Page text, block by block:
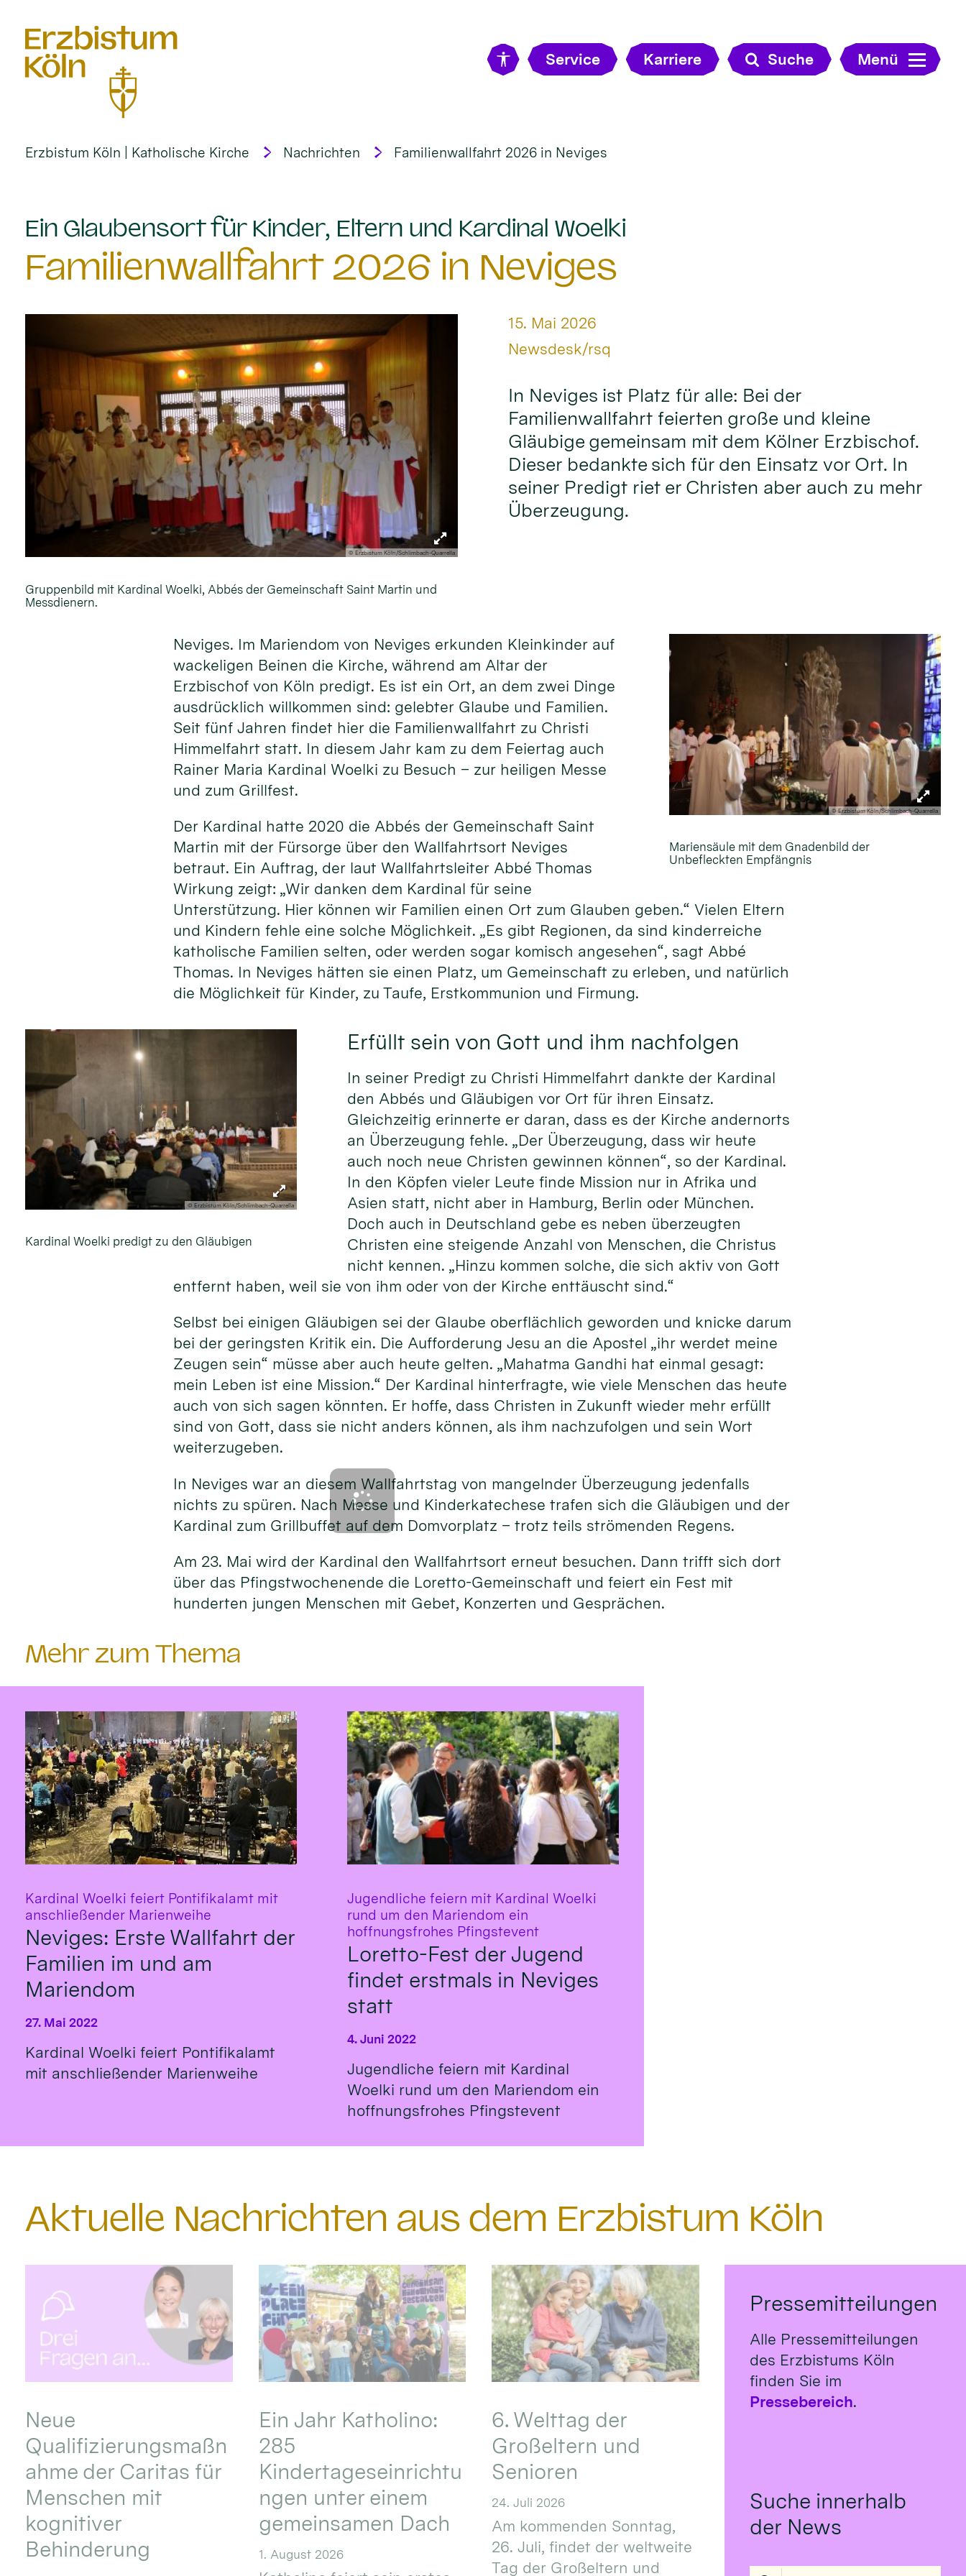
Service Karriere Suche Menü
Erzbistum Köln | Katholische Kirche Nachrichten Familienwallfahrt 2026 in Neviges
Ein Glaubensort für Kinder, Eltern und Kardinal Woelki:
Familienwallfahrt 2026 in Neviges
© Erzbistum Köln/Schlimbach-Quarrella
Gruppenbild mit Kardinal Woelki, Abbés der Gemeinschaft Saint Martin und
Messdienern.
Datum:
15. Mai 2026
Von:
Newsdesk/rsq
In Neviges ist Platz für alle: Bei der
Familienwallfahrt feierten große und kleine
Gläubige gemeinsam mit dem Kölner Erzbischof.
Dieser bedankte sich für den Einsatz vor Ort. In
seiner Predigt riet er Christen aber auch zu mehr
Überzeugung.
© Erzbistum Köln/Schlimbach-Quarrella
Mariensäule mit dem Gnadenbild der
Unbefleckten Empfängnis
Neviges. Im Mariendom von Neviges erkunden Kleinkinder auf
wackeligen Beinen die Kirche, während am Altar der
Erzbischof von Köln predigt. Es ist ein Ort, an dem zwei Dinge
ausdrücklich willkommen sind: gelebter Glaube und Familien.
Seit fünf Jahren findet hier die Familienwallfahrt zu Christi
Himmelfahrt statt. In diesem Jahr kam zu dem Feiertag auch
Rainer Maria Kardinal Woelki zu Besuch – zur heiligen Messe
und zum Grillfest.
Der Kardinal hatte 2020 die Abbés der Gemeinschaft Saint
Martin mit der Fürsorge über den Wallfahrtsort Neviges
betraut. Ein Auftrag, der laut Wallfahrtsleiter Abbé Thomas
Wirkung zeigt: „Wir danken dem Kardinal für seine
Unterstützung. Hier können wir Familien einen Ort zum Glauben geben.“ Vielen Eltern
und Kindern fehle eine solche Möglichkeit. „Es gibt Regionen, da sind kinderreiche
katholische Familien selten, oder werden sogar komisch angesehen“, sagt Abbé
Thomas. In Neviges hätten sie einen Platz, um Gemeinschaft zu erleben, und natürlich
die Möglichkeit für Kinder, zu Taufe, Erstkommunion und Firmung.
© Erzbistum Köln/Schlimbach-Quarrella
Kardinal Woelki predigt zu den Gläubigen
Erfüllt sein von Gott und ihm nachfolgen
In seiner Predigt zu Christi Himmelfahrt dankte der Kardinal
den Abbés und Gläubigen vor Ort für ihren Einsatz.
Gleichzeitig erinnerte er daran, dass es der Kirche andernorts
an Überzeugung fehle. „Der Überzeugung, dass wir heute
auch noch neue Christen gewinnen können“, so der Kardinal.
In den Köpfen vieler Leute finde Mission nur in Afrika und
Asien statt, nicht aber in Hamburg, Berlin oder München.
Doch auch in Deutschland gebe es neben überzeugten
Christen eine steigende Anzahl von Menschen, die Christus
nicht kennen. „Hinzu kommen solche, die sich aktiv von Gott
entfernt haben, weil sie von ihm oder von der Kirche enttäuscht sind.“
Selbst bei einigen Gläubigen sei der Glaube oberflächlich geworden und knicke darum
bei der geringsten Kritik ein. Die Aufforderung Jesu an die Apostel „ihr werdet meine
Zeugen sein“ müsse aber auch heute gelten. „Mahatma Gandhi hat einmal gesagt:
mein Leben ist eine Mission.“ Der Kardinal hinterfragte, wie viele Menschen das heute
auch von sich sagen könnten. Er hoffe, dass Christen in Zukunft wieder mehr erfüllt
sind von Gott, dass sie nicht anders können, als ihm nachzufolgen und sein Wort
weiterzugeben.
In Neviges war an diesem Wallfahrtstag von mangelnder Überzeugung jedenfalls
nichts zu spüren. Nach Messe und Kinderkatechese trafen sich die Gläubigen und der
Kardinal zum Grillbuffet auf dem Domvorplatz – trotz teils strömenden Regens.
Am 23. Mai wird der Kardinal den Wallfahrtsort erneut besuchen. Dann trifft sich dort
über das Pfingstwochenende die Loretto-Gemeinschaft und feiert ein Fest mit
hunderten jungen Menschen mit Gebet, Konzerten und Gesprächen.
Mehr zum Thema
Kardinal Woelki feiert Pontifikalamt mit
anschließender Marienweihe
Neviges: Erste Wallfahrt der
Familien im und am
Mariendom
27. Mai 2022
Kardinal Woelki feiert Pontifikalamt
mit anschließender Marienweihe
Jugendliche feiern mit Kardinal Woelki
rund um den Mariendom ein
hoffnungsfrohes Pfingstevent:
Loretto-Fest der Jugend
findet erstmals in Neviges
statt
4. Juni 2022
Jugendliche feiern mit Kardinal
Woelki rund um den Mariendom ein
hoffnungsfrohes Pfingstevent
Aktuelle Nachrichten aus dem Erzbistum Köln
Neue
Qualifizierungsmaßn
ahme der Caritas für
Menschen mit
kognitiver
Behinderung
Ein Jahr Katholino:
285
Kindertageseinrichtu
ngen unter einem
gemeinsamen Dach
1. August 2026
6. Welttag der
Großeltern und
Senioren
24. Juli 2026
Am kommenden Sonntag,
26. Juli, findet der weltweite
Tag der Großeltern und
Pressemitteilungen
Alle Pressemitteilungen
des Erzbistums Köln
finden Sie im
Pressebereich.
Suche innerhalb
der News